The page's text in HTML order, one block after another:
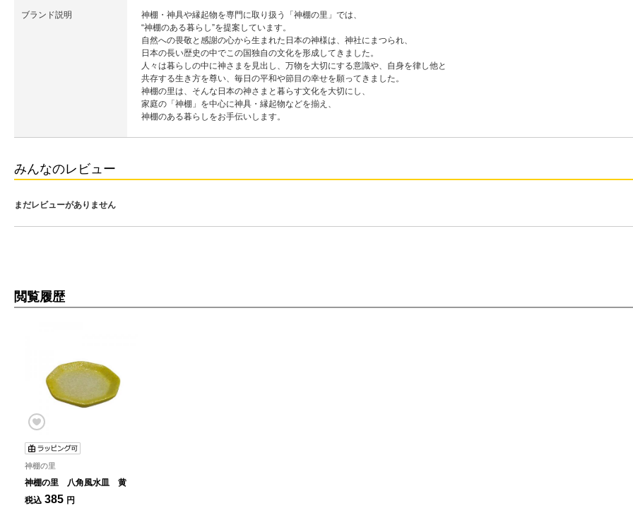
ブランド説明
神棚・神具や縁起物を専門に取り扱う「神棚の里」では、
“神棚のある暮らし”を提案しています。
自然への畏敬と感謝の心から生まれた日本の神様は、神社にまつられ、
日本の長い歴史の中でこの国独自の文化を形成してきました。
人々は暮らしの中に神さまを見出し、万物を大切にする意識や、自身を律し他と
共存する生き方を尊い、毎日の平和や節目の幸せを願ってきました。
神棚の里は、そんな日本の神さまと暮らす文化を大切にし、
家庭の「神棚」を中心に神具・縁起物などを揃え、
神棚のある暮らしをお手伝いします。
みんなのレビュー
まだレビューがありません
閲覧履歴
神棚の里
神棚の里 八角風水皿 黄
税込 385 円